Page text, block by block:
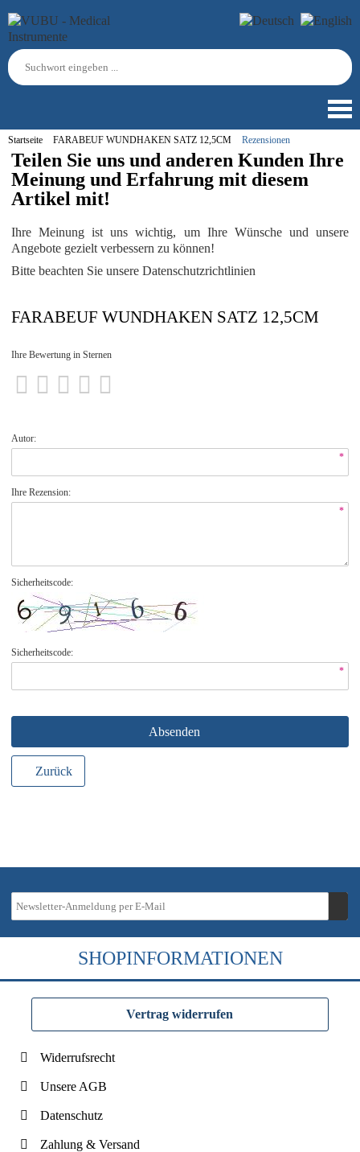
Startseite FARABEUF WUNDHAKEN SATZ 12,5CM Rezensionen
Teilen Sie uns und anderen Kunden Ihre
Meinung und Erfahrung mit diesem
Artikel mit!
Ihre Meinung ist uns wichtig, um Ihre Wünsche und unsere
Angebote gezielt verbessern zu können!
Bitte beachten Sie unsere Datenschutzrichtlinien
FARABEUF WUNDHAKEN SATZ 12,5CM
Ihre Bewertung in Sternen
Autor:
*
Ihre Rezension:
*
Sicherheitscode:
Sicherheitscode:
*
Absenden
Zurück
SHOPINFORMATIONEN
Vertrag widerrufen
Widerrufsrecht
Unsere AGB
Datenschutz
Zahlung & Versand